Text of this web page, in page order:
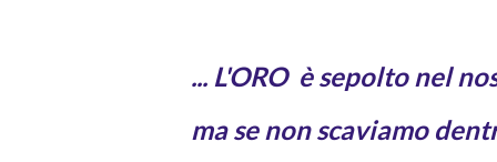
... L'ORO è sepolto nel
ma se non scaviamo